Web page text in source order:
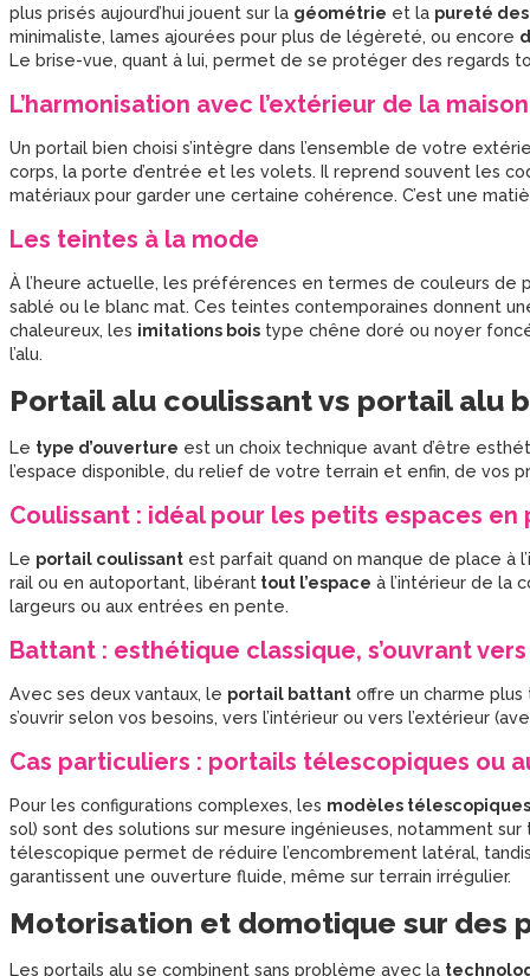
plus prisés aujourd’hui jouent sur la géométrie et la pureté
minimaliste, lames ajourées pour plus de légèreté, ou encore
Le brise-vue, quant à lui, permet de se protéger des regards
L’harmonisation avec l’extérieur de la maison
Un portail bien choisi s’intègre dans l’ensemble de votre
corps, la porte d’entrée et les volets. Il reprend souvent les
matériaux pour garder une certaine cohérence. C’est une
Les teintes à la mode
À l’heure actuelle, les préférences en termes de couleurs de
sablé ou le blanc mat. Ces teintes contemporaines donnent
chaleureux, les imitations bois type chêne doré ou noyer
l’alu.
Portail alu coulissant vs portail alu
Le type d’ouverture est un choix technique avant d’être
l’espace disponible, du relief de votre terrain et enfin, de vos
Coulissant : idéal pour les petits espaces
Le portail coulissant est parfait quand on manque de place à
rail ou en autoportant, libérant tout l’espace à l’intérieur de la
largeurs ou aux entrées en pente.
Battant : esthétique classique, s’ouvrant
Avec ses deux vantaux, le portail battant offre un charme
s’ouvrir selon vos besoins, vers l’intérieur ou vers l’extérieur
Cas particuliers : portails télescopiques ou
Pour les configurations complexes, les modèles télescopiques
sol) sont des solutions sur mesure ingénieuses, notamment
télescopique permet de réduire l’encombrement latéral,
garantissent une ouverture fluide, même sur terrain irrégulier.
Motorisation et domotique sur des
Les portails alu se combinent sans problème avec la